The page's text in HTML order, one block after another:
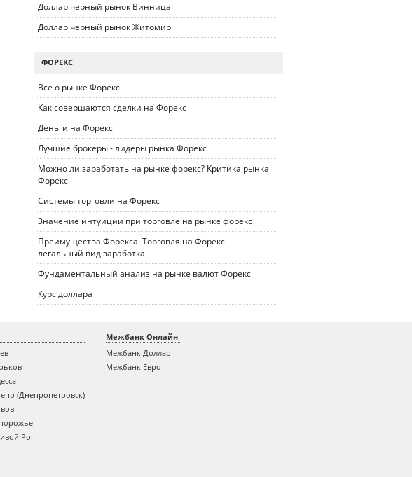
Доллар черный рынок Винница
Доллар черный рынок Житомир
ФОРЕКС
Все о рынке Форекс
Как совершаются сделки на Форекс
Деньги на Форекс
Лучшие брокеры - лидеры рынка Форекс
Можно ли заработать на рынке форекс? Критика рынка
Форекс
Системы торговли на Форекс
Значение интуиции при торговле на рынке форекс
Преимущества Форекса. Торговля на Форекс —
легальный вид заработка
Фундаментальный анализ на рынке валют Форекс
Курс доллара
(Днепропетровск)
Рог
Межбанк Онлайн
Межбанк Доллар
Межбанк Евро